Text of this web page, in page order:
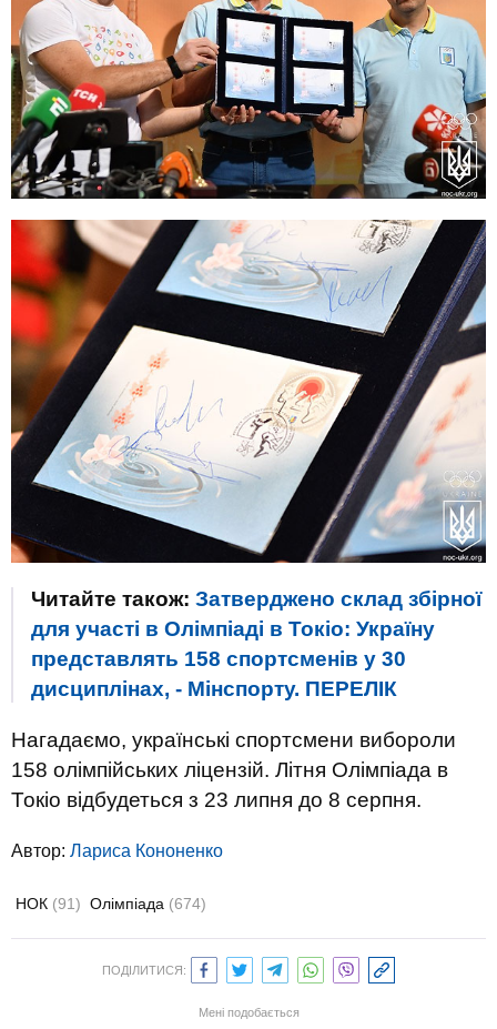
Читайте також: Затверджено склад збірної
для участі в Олімпіаді в Токіо: Україну
представлять 158 спортсменів у 30
дисциплінах, - Мінспорту. ПЕРЕЛІК
Нагадаємо, українські спортсмени вибороли
158 олімпійських ліцензій. Літня Олімпіада в
Токіо відбудеться з 23 липня до 8 серпня.
Автор: Лариса Кононенко
НОК (91) Олімпіада (674)
ПОДІЛИТИСЯ:
Мені подобається